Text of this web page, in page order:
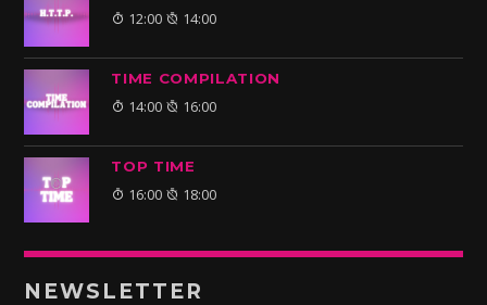
12:00 14:00
TIME COMPILATION
14:00 16:00
TOP TIME
16:00 18:00
NEWSLETTER